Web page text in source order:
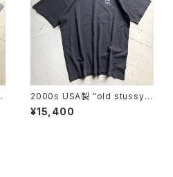
2000s USA製 "old stussy"
S/S T-shirt
¥15,400